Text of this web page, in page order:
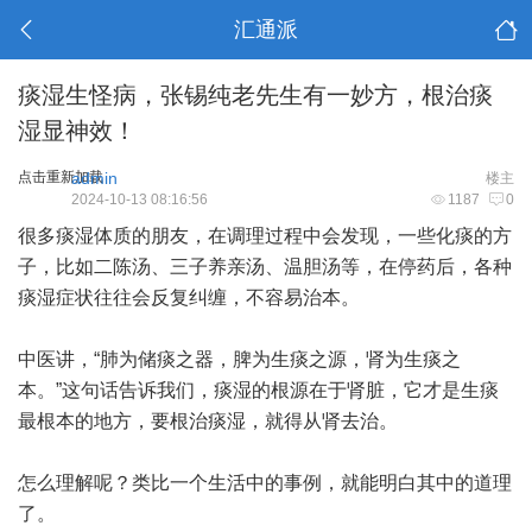
汇通派
痰湿生怪病，张锡纯老先生有一妙方，根治痰
湿显神效！
点击重新加载 楼主
admin
1187 0
2024-10-13 08:16:56
很多痰湿体质的朋友，在调理过程中会发现，一些化痰的方
子，比如二陈汤、三子养亲汤、温胆汤等，在停药后，各种
痰湿症状往往会反复纠缠，不容易治本。
中医讲，“肺为储痰之器，脾为生痰之源，肾为生痰之
本。”这句话告诉我们，痰湿的根源在于肾脏，它才是生痰
最根本的地方，要根治痰湿，就得从肾去治。
怎么理解呢？类比一个生活中的事例，就能明白其中的道理
了。